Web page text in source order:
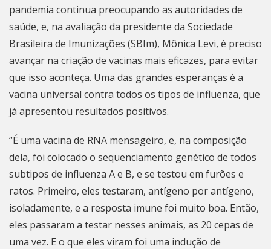
pandemia continua preocupando as autoridades de
saúde, e, na avaliação da presidente da Sociedade
Brasileira de Imunizações (SBIm), Mônica Levi, é preciso
avançar na criação de vacinas mais eficazes, para evitar
que isso aconteça. Uma das grandes esperanças é a
vacina universal contra todos os tipos de influenza, que
já apresentou resultados positivos.
“É uma vacina de RNA mensageiro, e, na composição
dela, foi colocado o sequenciamento genético de todos
subtipos de influenza A e B, e se testou em furões e
ratos. Primeiro, eles testaram, antígeno por antígeno,
isoladamente, e a resposta imune foi muito boa. Então,
eles passaram a testar nesses animais, as 20 cepas de
uma vez. E o que eles viram foi uma indução de